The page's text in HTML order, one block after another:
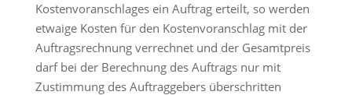
Kostenvoranschlages ein Auftrag erteilt, so werden
etwaige Kosten für den Kostenvoranschlag mit der
Auftragsrechnung verrechnet und der Gesamtpreis
darf bei der Berechnung des Auftrags nur mit
Zustimmung des Auftraggebers überschritten